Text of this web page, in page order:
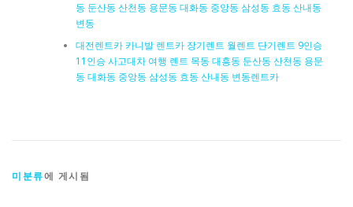
동 둔산동 산천동 용문동 대화동 중앙동 삼성동 효동 산내동
변동
대전렌트카 카니발 렌트카 장기렌트 월렌트 단기렌트 9인승
11인승 사고대차 여행 렌트 목동 대흥동 둔산동 산천동 용문
동 대화동 중앙동 삼성동 효동 산내동 변동렌트카
미분류에 게시됨